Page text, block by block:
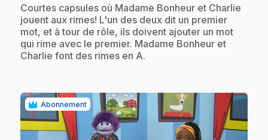
.Courtes capsules où Madame Bonheur et Charlie
jouent aux rimes! L'un des deux dit un premier
mot, et à tour de rôle, ils doivent ajouter un mot
qui rime avec le premier. Madame Bonheur et
Charlie font des rimes en A.
Abonnement